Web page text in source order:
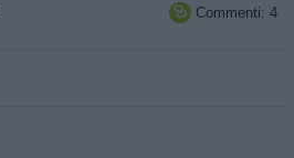
 Commenti: 4